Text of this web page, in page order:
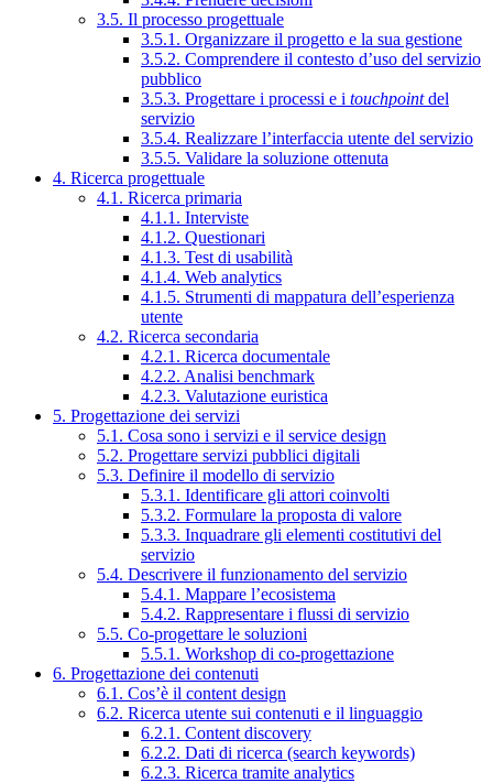
3.5. Il processo progettuale
3.5.1. Organizzare il progetto e la sua gestione
3.5.2. Comprendere il contesto d’uso del servizio
pubblico
3.5.3. Progettare i processi e i touchpointdel
servizio
3.5.4. Realizzare l’interfaccia utente del servizio
3.5.5. Validare la soluzione ottenuta
4. Ricerca progettuale
4.1. Ricerca primaria
4.1.1. Interviste
4.1.2. Questionari
4.1.3. Test di usabilità
4.1.4. Web analytics
4.1.5. Strumenti di mappatura dell’esperienza
utente
4.2. Ricerca secondaria
4.2.1. Ricerca documentale
4.2.2. Analisi benchmark
4.2.3. Valutazione euristica
5. Progettazione dei servizi
5.1. Cosa sono i servizi e il service design
5.2. Progettare servizi pubblici digitali
5.3. Definire il modello di servizio
5.3.1. Identificare gli attori coinvolti
5.3.2. Formulare la proposta di valore
5.3.3. Inquadrare gli elementi costitutivi del
servizio
5.4. Descrivere il funzionamento del servizio
5.4.1. Mappare l’ecosistema
5.4.2. Rappresentare i flussi di servizio
5.5. Co-progettare le soluzioni
5.5.1. Workshop di co-progettazione
6. Progettazione dei contenuti
6.1. Cos’è il content design
6.2. Ricerca utente sui contenuti e il linguaggio
6.2.1. Content discovery
6.2.2. Dati di ricerca (search keywords)
6.2.3. Ricerca tramite analytics